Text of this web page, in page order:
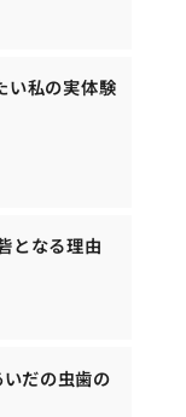
い私の実体験
となる理由
だの虫歯の